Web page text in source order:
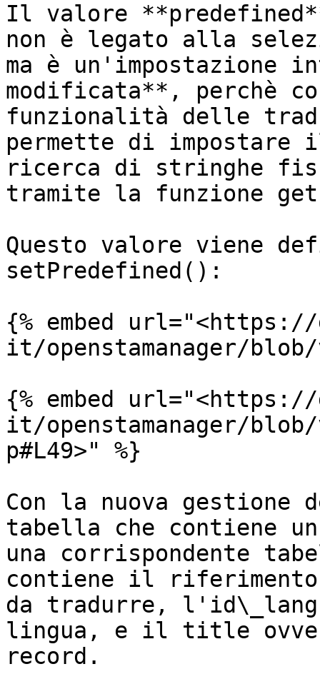
Il valore
non è legato alla
ma è un'impostazione
modificata**, perchè
funzionalità delle
permette di
ricerca di stringhe
tramite la funzione
Questo valore viene
setPredefined():
{% embed url="<https://
it/openstamanager/
{% embed url="<https://
it/openstamanager/
p#L49>" %}
Con la nuova
tabella che contiene
una corrispondente
contiene il
da tradurre, l'id\_lang
lingua, e il title
record.